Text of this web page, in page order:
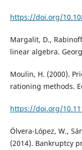
https://doi.org/
Margalit, D.,
linear algebra.
Moulin, H. (2000).
rationing methods.
https://doi.org/
Ólvera-López, W.,
(2014). Bankruptcy